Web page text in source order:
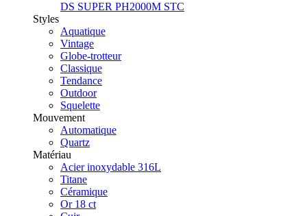
DS SUPER PH2000M STC
Styles
Aquatique
Vintage
Globe-trotteur
Classique
Tendance
Outdoor
Squelette
Mouvement
Automatique
Quartz
Matériau
Acier inoxydable 316L
Titane
Céramique
Or 18 ct